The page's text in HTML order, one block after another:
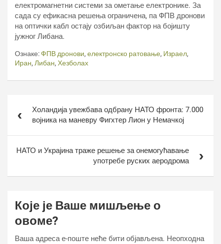
електромагнетни системи за ометање електронике. За
сада су ефикасна решења ограничена, па ФПВ дронови
на оптички кабл остају озбиљан фактор на бојишту
јужног Либана.
Ознаке:ФПВ дронови, електронско ратовање, Израел,
Иран, Либан, Хезболах
чланкаХоландија увежбава одбрану НАТО фронта: 7.000
војника на маневру Фигхтер Лион у Немачкој
НАТО и Украјина траже решење за онемогућавање
употребе руских аеродрома
Које је Ваше мишљење о
овоме?
Ваша адреса е-поште неће бити објављена. Неопходна